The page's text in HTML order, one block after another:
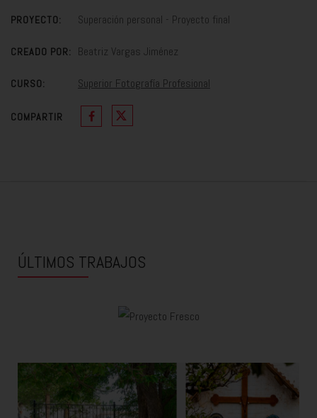
PROYECTO: Superación personal - Proyecto final
CREADO POR: Beatriz Vargas Jiménez
CURSO: Superior Fotografía Profesional
COMPARTIR
ÚLTIMOS TRABAJOS